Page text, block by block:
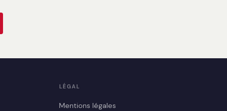
LÉGAL
Mentions légales